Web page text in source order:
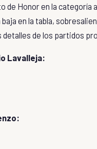
de Honor en la categoría
en la tabla,
de los partidos
Lavalleja: